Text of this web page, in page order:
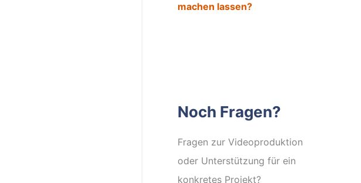
machen lassen?
Noch Fragen?
Fragen zur Videoproduktion
oder Unterstützung für ein
konkretes Projekt?